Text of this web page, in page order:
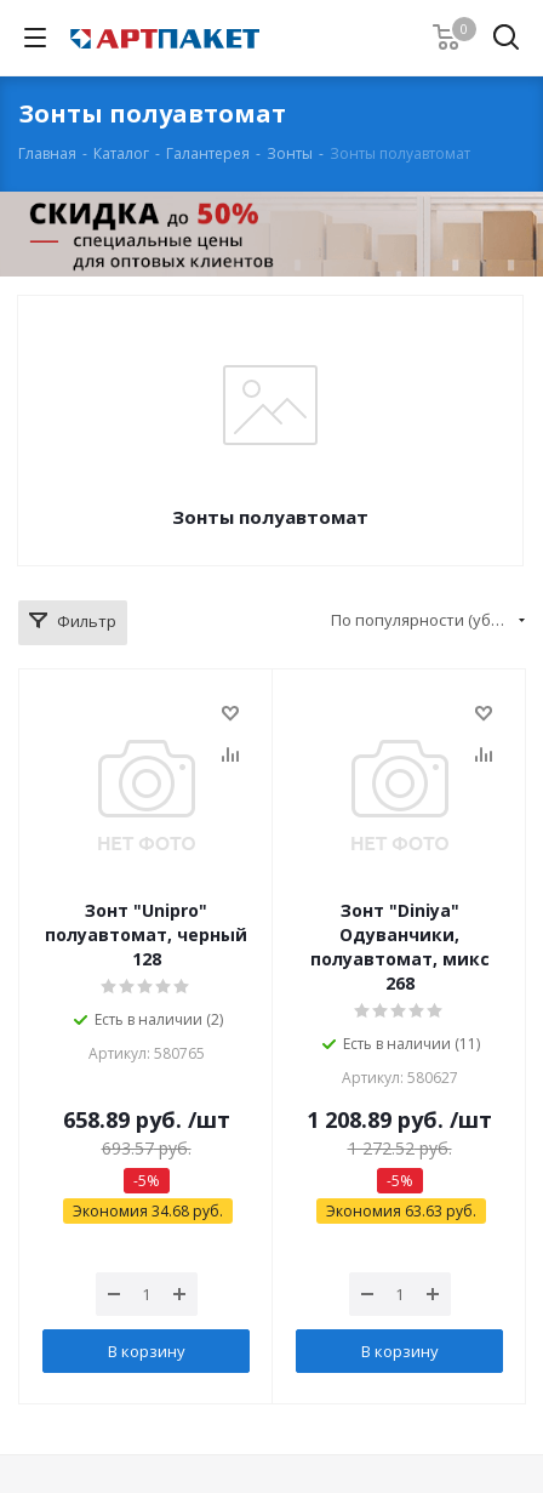
0
Зонты полуавтомат
Главная - Каталог - Галантерея - Зонты - Зонты полуавтомат
Зонты полуавтомат
Фильтр По популярности (убывание)
Зонт "Unipro"
полуавтомат, черный
128
Есть в наличии (2)
Артикул: 580765
658.89руб. /шт
693.57руб.
-5%
Экономия 34.68 руб.
В корзину
Зонт "Diniya"
Одуванчики,
полуавтомат, микс
268
Есть в наличии (11)
Артикул: 580627
1 208.89 руб. /шт
1 272.52руб.
-5%
Экономия 63.63 руб.
В корзину